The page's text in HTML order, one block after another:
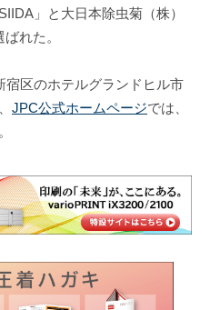
」と大日本除虫菊（株）
れた。
区のホテルグランドヒル市
JPC公式ホームページでは、